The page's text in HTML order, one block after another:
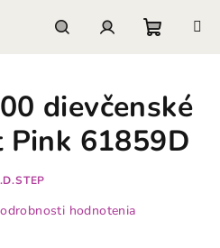
košík
dievčenské
61859D
hodnotenia